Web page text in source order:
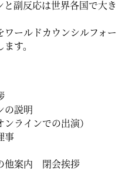
反応は世界各国で大き
ルドカウンシルフォー
す。
の説明
ラインでの出演）
理事
他案内 閉会挨拶